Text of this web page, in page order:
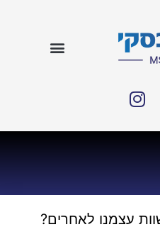
עצמנו לאחרים?